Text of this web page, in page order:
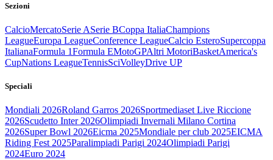
Sezioni
CalcioMercatoSerie ASerie BCoppa ItaliaChampions
LeagueEuropa LeagueConference LeagueCalcio EsteroSupercoppa
ItalianaFormula 1Formula EMotoGPAltri MotoriBasketAmerica's
CupNations LeagueTennisSciVolleyDrive UP
Speciali
Mondiali 2026Roland Garros 2026Sportmediaset Live Riccione
2026Scudetto Inter 2026Olimpiadi Invernali Milano Cortina
2026Super Bowl 2026Eicma 2025Mondiale per club 2025EICMA
Riding Fest 2025Paralimpiadi Parigi 2024Olimpiadi Parigi
2024Euro 2024